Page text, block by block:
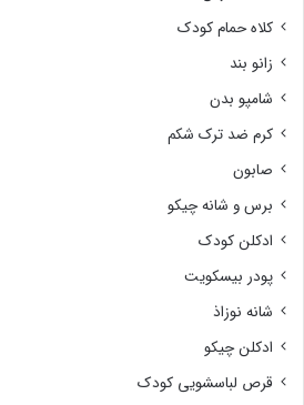
کلاه حمام کودک
زانو بند
شامپو بدن
کرم ضد ترک شکم
صابون
برس و شانه چیکو
ادکلن کودک
پودر بیسکویت
شانه نوزاذ
ادکلن چیکو
قرص لباسشویی کودک